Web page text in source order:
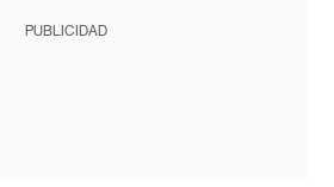
PUBLICIDAD